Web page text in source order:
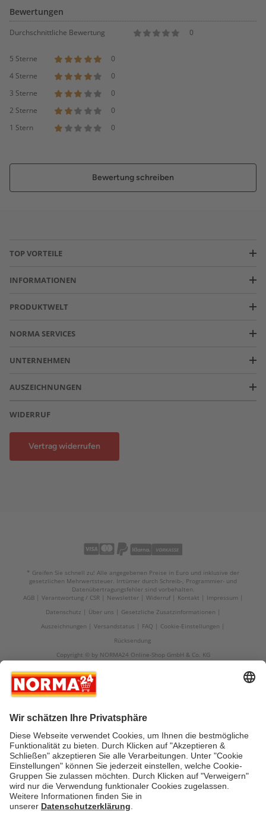
Bewertungen
Durchschnittliche Bewertung 0
5 Sterne
0
4 Sterne
0
3 Sterne
0
2 Sterne
0
1 Stern
0
Bewertung schreiben
TOP VORTEILE
INFORMATIONEN
PRODUKTWELT
NORMA SERVICES
UNTERNEHMEN
AUSZEICHNUNGEN
WIDERRUF
Vertrag widerrufen
* Greifen Sie schnell zu! Alle angegebenen Preise in Euro und inklusive der
gesetzlichen Mehrwertsteuer. Irrtümer durch Schreib-, Programmier- und
Datenübertragungsfehler sind vorbehalten.
AGB
Verantwortung / CSR Newsletter Widerruf Kontakt
Impressum
Datenschutz
Über uns
Gesetzliche Zusatzinformationen
Auszeichnungen
Versandstatus FAQ
Cookie-Einstellungen
Rücksendung
Copyright © by NORMA24 Online-Shop GmbH & Co. KG